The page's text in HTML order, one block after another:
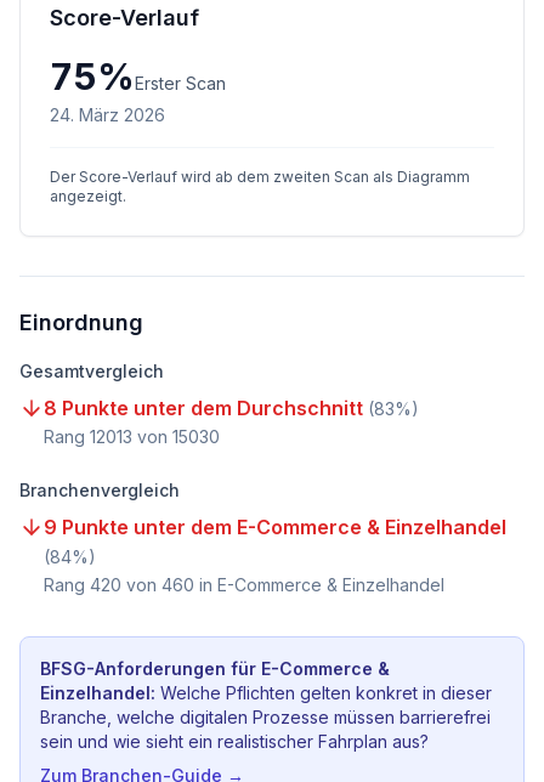
Score-Verlauf
75%Erster Scan
24. März 2026
Der Score-Verlauf wird ab dem zweiten Scan als Diagramm
angezeigt.
Einordnung
Gesamtvergleich
8 Punkte unter dem Durchschnitt (83%)
Rang 12013 von 15030
Branchenvergleich
9 Punkte unter dem E-Commerce & Einzelhandel
(84%)
Rang 420 von 460 in E-Commerce & Einzelhandel
BFSG-Anforderungen für E-Commerce &
Einzelhandel: Welche Pflichten gelten konkret in dieser
Branche, welche digitalen Prozesse müssen barrierefrei
sein und wie sieht ein realistischer Fahrplan aus?
Zum Branchen-Guide →